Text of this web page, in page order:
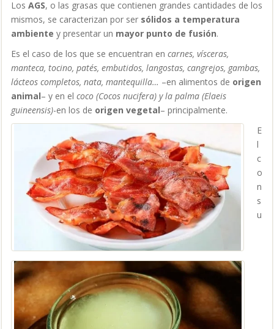
Los AGS, o las grasas que contienen grandes cantidades de los
mismos, se caracterizan por ser sólidos a temperatura
ambiente y presentar un mayor punto de fusión.
Es el caso de los que se encuentran en carnes, vísceras,
manteca, tocino, patés, embutidos, langostas, cangrejos, gambas,
lácteos completos, nata, mantequilla… –en alimentos de origen
animal– y en el coco (Cocos nucifera) y la palma (Elaeis
guineensis)-en los de origen vegetal– principalmente.
E
l
c
o
n
s
u